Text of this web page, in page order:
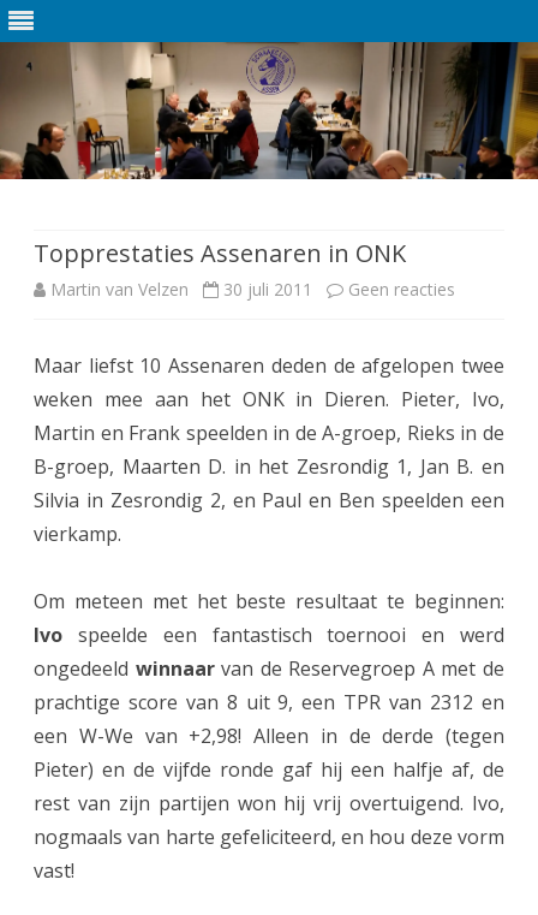
de
inhoud
Topprestaties Assenaren in ONK
Martin van Velzen 30 juli 2011 Geen reacties
T
o
p
p
s
t
a
i
e
Maar liefst 10 Assenaren deden de afgelopen twee
weken mee aan het ONK in Dieren. Pieter, Ivo,
Martin en Frank speelden in de A-groep, Rieks in de
B-groep, Maarten D. in het Zesrondig 1, Jan B. en
Silvia in Zesrondig 2, en Paul en Ben speelden een
vierkamp.
Om meteen met het beste resultaat te beginnen:
Ivo speelde een fantastisch toernooi en werd
ongedeeld winnaarvan de Reservegroep A met de
prachtige score van 8 uit 9, een TPR van 2312 en
een W-We van +2,98! Alleen in de derde (tegen
Pieter) en de vijfde ronde gaf hij een halfje af, de
rest van zijn partijen won hij vrij overtuigend. Ivo,
nogmaals van harte gefeliciteerd, en hou deze vorm
vast!